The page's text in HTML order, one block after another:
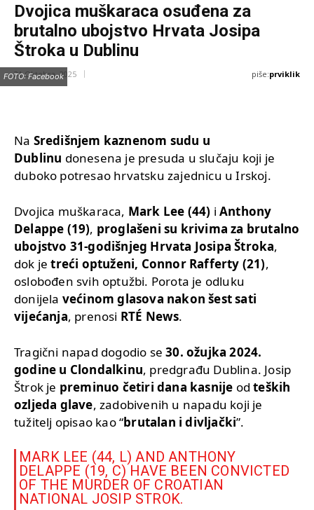
Dvojica muškaraca osuđena za
brutalno ubojstvo Hrvata Josipa
Štroka u Dublinu
31 Oktobra, 2025 piše:prviklik
FOTO: Facebook
Na Središnjem kaznenom sudu u
Dublinu donesena je presuda u slučaju koji je
duboko potresao hrvatsku zajednicu u Irskoj.
Dvojica muškaraca, Mark Lee (44) iAnthony
Delappe (19), proglašeni su krivima za brutalno
ubojstvo 31-godišnjeg Hrvata Josipa Štroka,
dok jetreći optuženi, Connor Rafferty (21),
oslobođen svih optužbi. Porota je odluku
donijela većinom glasova nakon šest sati
vijećanja, prenosi RTÉ News.
Tragični napad dogodio se30. ožujka 2024.
godine u Clondalkinu, predgrađu Dublina. Josip
Štrok je preminuo četiri dana kasnije odteških
ozljeda glave, zadobivenih u napadu koji je
tužitelj opisao kao “brutalan i divljački”.
MARK LEE (44, L) AND ANTHONY
DELAPPE (19, C) HAVE BEEN CONVICTED
OF THE MURDER OF CROATIAN
NATIONAL JOSIP STROK.